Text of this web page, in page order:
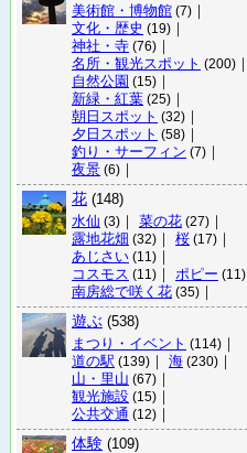
美術館・博物館 (7) ｜
文化・歴史 (19) ｜
神社・寺 (76) ｜
名所・観光スポット (200) ｜
自然公園 (15) ｜
新緑・紅葉 (25) ｜
朝日スポット (32) ｜
夕日スポット (58) ｜
釣り・サーフィン (7) ｜
夜景 (6) ｜
花 (148)
水仙 (3) ｜ 菜の花 (27) ｜
露地花畑 (32) ｜ 桜 (17) ｜
あじさい (11) ｜
コスモス (11) ｜ ポピー (11)
南房総で咲く花 (35) ｜
遊ぶ (538)
まつり・イベント (114) ｜
道の駅 (139) ｜ 海 (230) ｜
山・里山 (67) ｜
観光施設 (15) ｜
公共交通 (12) ｜
体験 (109)